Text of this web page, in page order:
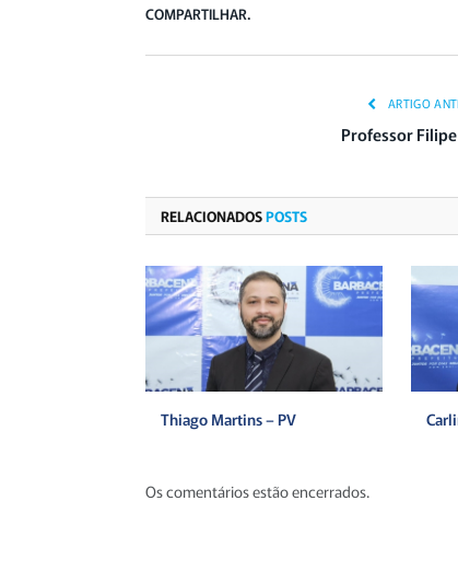
COMPARTILHAR.
ARTIGO
Professor Filipe
RELACIONADOSPOSTS
Thiago Martins – PV
Os comentários estão encerrados.